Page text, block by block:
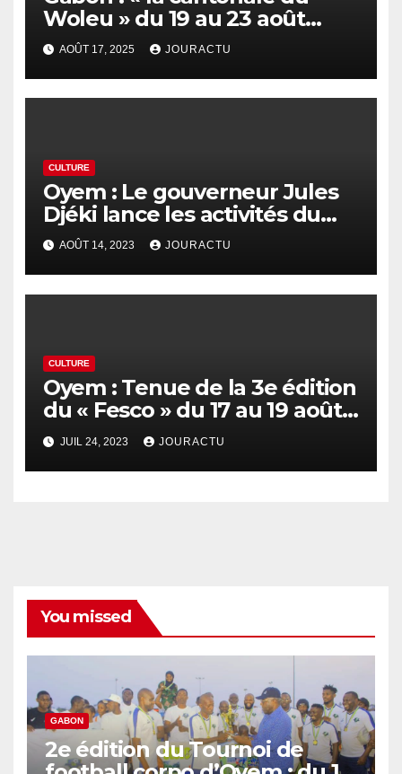
Woleu » du 19 au 23 août
2025
AOÛT 17, 2025 JOURACTU
CULTURE
Oyem : Le gouverneur Jules
Djéki lance les activités du
« Festival de l’indépendance »
AOÛT 14, 2023 JOURACTU
CULTURE
Oyem : Tenue de la 3e édition
du « Fesco » du 17 au 19 août
2023
JUIL 24, 2023 JOURACTU
You missed
GABON
2e édition du Tournoi de